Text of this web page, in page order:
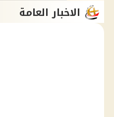
الاخبار العامة